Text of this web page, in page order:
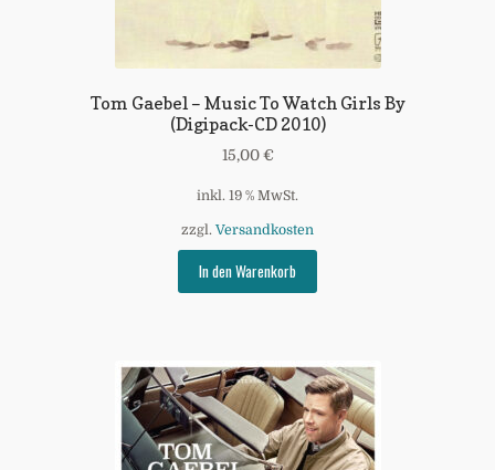
Tom Gaebel – Music To Watch Girls By
(Digipack-CD 2010)
15,00 €
inkl. 19 % MwSt.
zzgl. Versandkosten
In den Warenkorb